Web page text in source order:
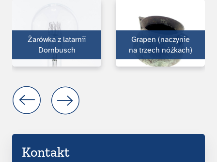
Żarówka z latarnii
Dornbusch
Grapen (naczynie
na trzech nóżkach)
Kontakt